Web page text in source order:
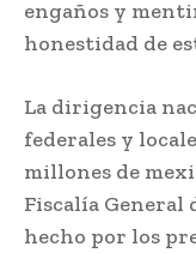
engaños y
honestidad de
La dirigencia
federales y
millones de
Fiscalía General
hecho por los